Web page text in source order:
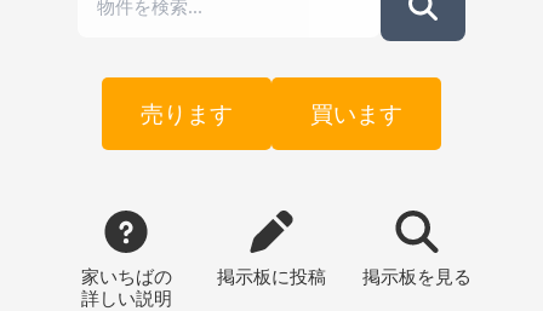
売ります 買います
家いちばの
詳しい説明
掲示板に投稿 掲示板 を見る